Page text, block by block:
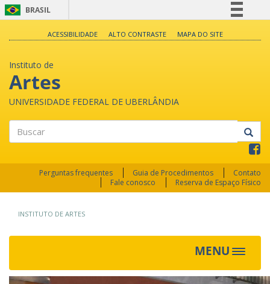
BRASIL
Legislação
Canais
ACESSIBILIDADE ALTO CONTRASTE MAPA DO SITE
Instituto de
Artes
UNIVERSIDADE FEDERAL DE UBERLÂNDIA
Perguntas frequentes Guia de Procedimentos
Contato
Fale conosco
Reserva de Espaço Físico
INSTITUTO DE ARTES
MENU
Toggle